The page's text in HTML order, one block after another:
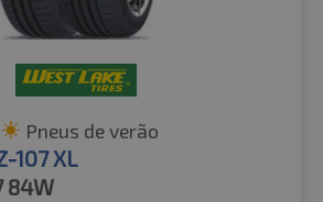
Pneus de verão
107 XL
84W